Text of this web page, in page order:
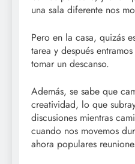
una sala diferente nos
Pero en la casa, quizás
tarea y después
tomar un descanso.
Además, se sabe que
creatividad, lo que
discusiones mientras
cuando nos movemos
ahora populares